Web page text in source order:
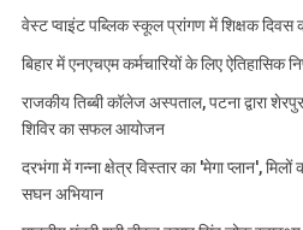
वेस्ट प्वाइंट पब्लिक स्कूल प्रांगण में शिक्षक दिवस
बिहार में एनएचएम कर्मचारियों के लिए ऐतिहासिक
राजकीय तिब्बी कॉलेज अस्पताल, पटना द्वारा
शिविर का सफल आयोजन
दरभंगा में गन्ना क्षेत्र विस्तार का 'मेगा प्लान', मिलों
सघन अभियान